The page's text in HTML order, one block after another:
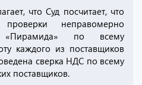
что Суд посчитает, что
неправомерно
«Пирамида» по всему
каждого из поставщиков
сверка НДС по всему
поставщиков.